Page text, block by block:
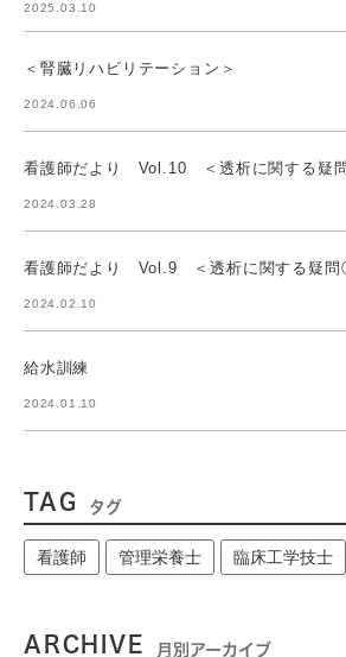
2025.03.10
＜腎臓リハビリテーション＞
2024.06.06
看護師だより Vol.10 ＜透析に関する疑
2024.03.28
看護師だより Vol.9 ＜透析に関する疑問
2024.02.10
給水訓練
2024.01.10
TAG タグ
看護師 管理栄養士 臨床工学技士
ARCHIVE 月別アーカイブ